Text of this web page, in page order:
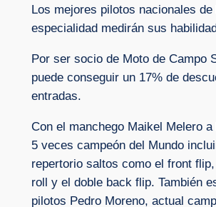
Los mejores pilotos nacionales de
especialidad medirán sus
Por ser socio de Moto de Campo
puede conseguir un 17% de
entradas.
Con el manchego Maikel Melero
5 veces campeón del Mundo
repertorio saltos como el front
roll y el doble back flip. También
pilotos Pedro Moreno, actual